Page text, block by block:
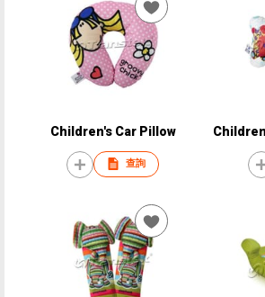
Children's Car Pillow
查詢